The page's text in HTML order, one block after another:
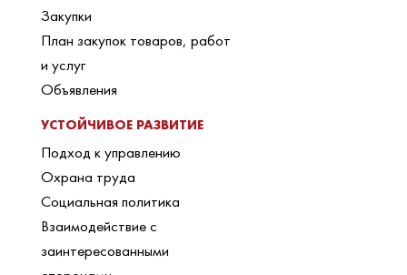
Закупки
План закупок товаров, работ
и услуг
Объявления
УСТОЙЧИВОЕ РАЗВИТИЕ
Подход к управлению
Охрана труда
Социальная политика
Взаимодействие с
заинтересованными